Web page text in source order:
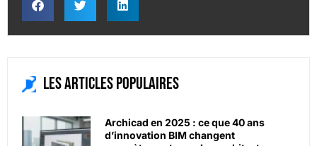
Les articles populaires
Archicad en 2025 : ce que 40 ans
d’innovation BIM changent